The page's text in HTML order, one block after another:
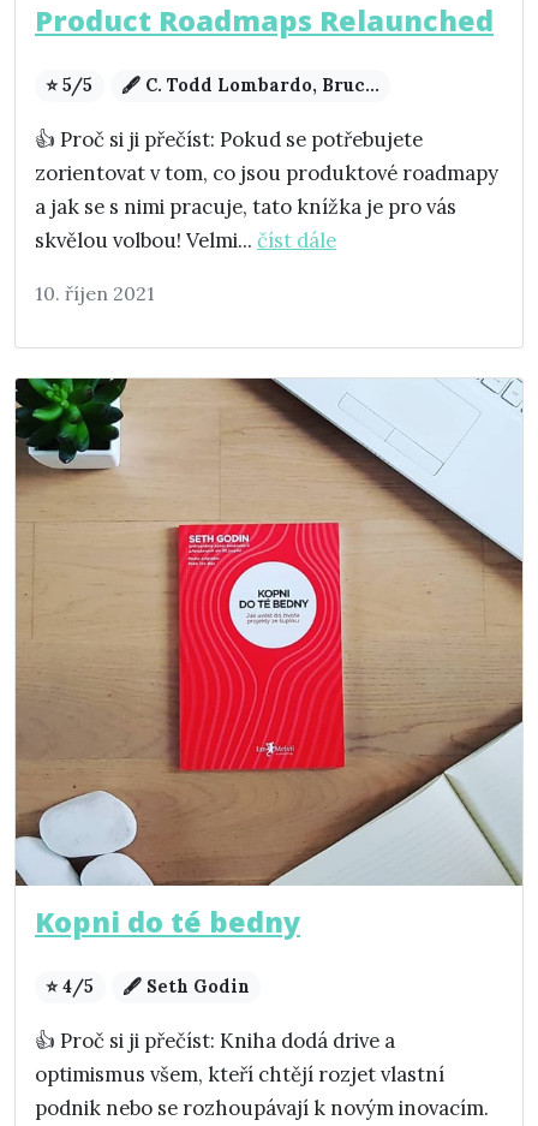
Product Roadmaps Relaunched
⭐ 5/5 🖋️ C. Todd Lombardo, Bruc...
👍 Proč si ji přečíst: Pokud se potřebujete
zorientovat v tom, co jsou produktové roadmapy
a jak se s nimi pracuje, tato knížka je pro vás
skvělou volbou! Velmi... číst dále
10. říjen 2021
Kopni do té bedny
⭐ 4/5 🖋️ Seth Godin
👍 Proč si ji přečíst: Kniha dodá drive a
optimismus všem, kteří chtějí rozjet vlastní
podnik nebo se rozhoupávají k novým inovacím.